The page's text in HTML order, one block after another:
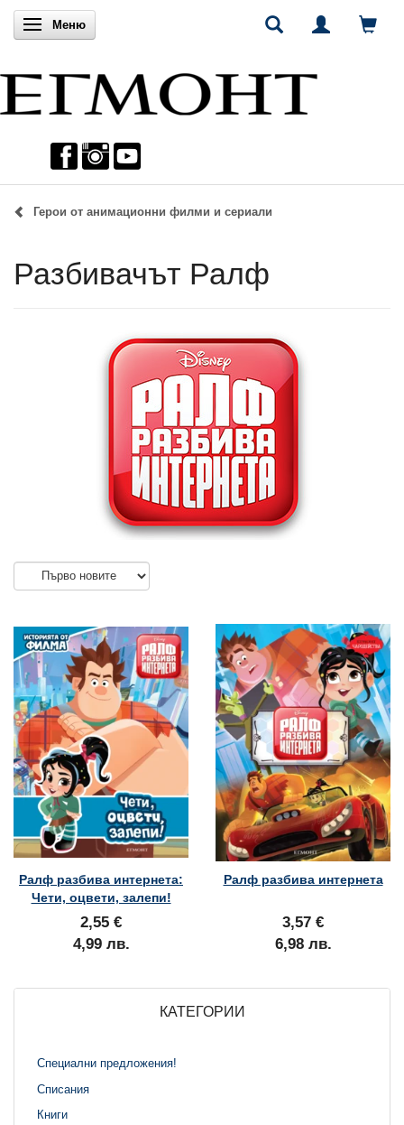
Включи навигацията
Меню
Герои от анимационни филми и сериали
Разбивачът Ралф
Ралф разбива интернета:
Чети, оцвети, залепи!
2,55 €
4,99 лв.
Ралф разбива интернета
3,57 €
6,98 лв.
КАТЕГОРИИ
Специални предложения!
Списания
Книги